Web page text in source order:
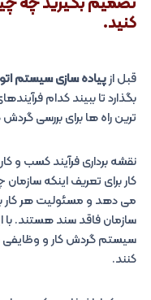
کنید.
قبل ازپیاده سازی سیستم
بگذارد تا ببیند کدام
ترین راه ها برای بررسی
نقشه برداری فرآیند کسب و
کار برای تعریف اینکه
می دهد و مسئولیت هر کار
سازمان فاقد سند هستند. با
سیستم گردش کار و وظایفی را
کنند.